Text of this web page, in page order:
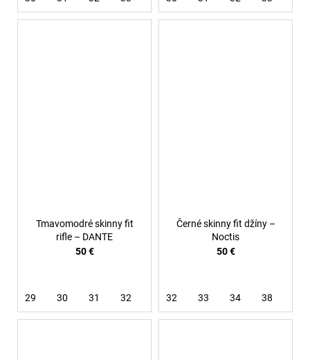
Tmavomodré skinny fit
rifle – DANTE
50 €
29 30 31 32
Černé skinny fit džíny –
Noctis
50 €
32 33 34 38